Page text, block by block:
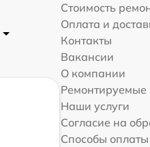
Стоимость
Оплата и
Контакты
Вакансии
О компании
Ремонтируемые
Наши услуги
Согласие на
Способы оплаты